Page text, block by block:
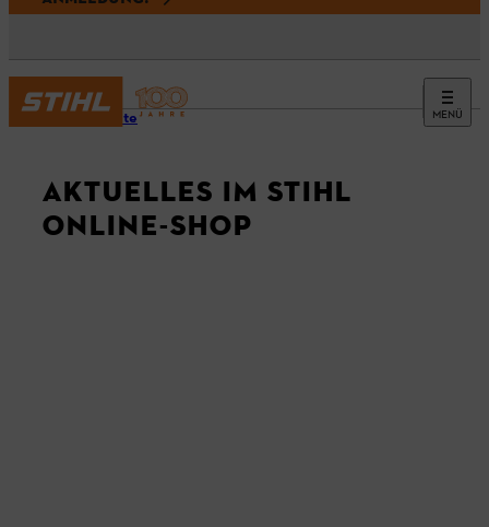
MENÜ
Startseite
AKTUELLES IM STIHL
ONLINE-SHOP